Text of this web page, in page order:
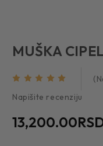
MUŠKA
Napišite recenziju